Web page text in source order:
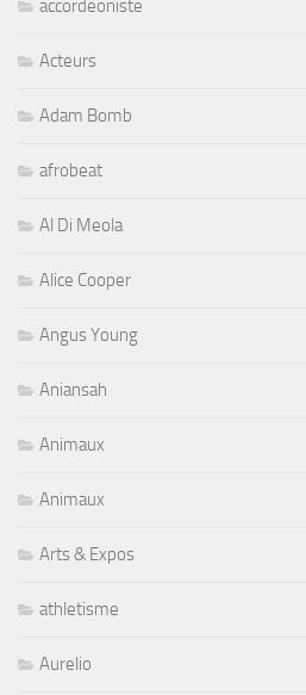
accordeoniste
Acteurs
Adam Bomb
afrobeat
Al Di Meola
Alice Cooper
Angus Young
Aniansah
Animaux
Animaux
Arts & Expos
athletisme
Aurelio